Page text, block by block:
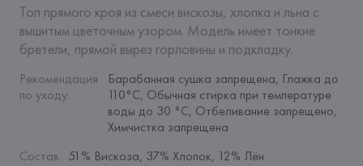
Топ прямого кроя из смеси вискозы, хлопка и льна с
вышитым цветочным узором. Модель имеет тонкие
бретели, прямой вырез горловины и подкладку.
Рекомендация
по уходу:
Барабанная сушка запрещена, Глажка до
110°C, Обычная стирка при температуре
воды до 30 °C, Отбеливание запрещено,
Химчистка запрещена
Состав: 51% Вискоза, 37% Хлопок, 12% Лён